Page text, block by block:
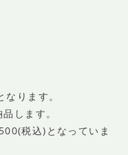
ります。
します。
税込)となっていま